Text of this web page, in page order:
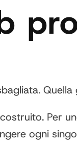
Quella
Per
ogni